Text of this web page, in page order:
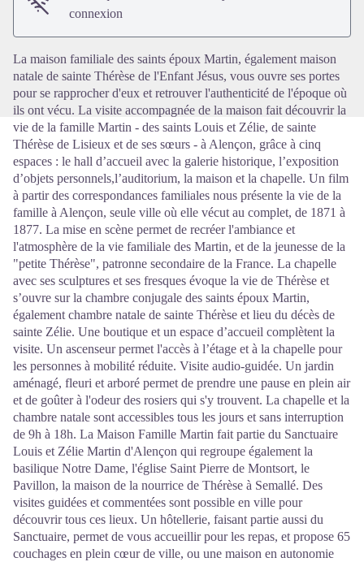
connexion
La maison familiale des saints époux Martin, également maison
natale de sainte Thérèse de l'Enfant Jésus, vous ouvre ses portes
pour se rapprocher d'eux et retrouver l'authenticité de l'époque où
ils ont vécu. La visite accompagnée de la maison fait découvrir la
vie de la famille Martin - des saints Louis et Zélie, de sainte
Thérèse de Lisieux et de ses sœurs - à Alençon, grâce à cinq
espaces : le hall d’accueil avec la galerie historique, l’exposition
d’objets personnels,l’auditorium, la maison et la chapelle. Un film
à partir des correspondances familiales nous présente la vie de la
famille à Alençon, seule ville où elle vécut au complet, de 1871 à
1877. La mise en scène permet de recréer l'ambiance et
l'atmosphère de la vie familiale des Martin, et de la jeunesse de la
"petite Thérèse", patronne secondaire de la France. La chapelle
avec ses sculptures et ses fresques évoque la vie de Thérèse et
s’ouvre sur la chambre conjugale des saints époux Martin,
également chambre natale de sainte Thérèse et lieu du décès de
sainte Zélie. Une boutique et un espace d’accueil complètent la
visite. Un ascenseur permet l'accès à l’étage et à la chapelle pour
les personnes à mobilité réduite. Visite audio-guidée. Un jardin
aménagé, fleuri et arboré permet de prendre une pause en plein air
et de goûter à l'odeur des rosiers qui s'y trouvent. La chapelle et la
chambre natale sont accessibles tous les jours et sans interruption
de 9h à 18h. La Maison Famille Martin fait partie du Sanctuaire
Louis et Zélie Martin d'Alençon qui regroupe également la
basilique Notre Dame, l'église Saint Pierre de Montsort, le
Pavillon, la maison de la nourrice de Thérèse à Semallé. Des
visites guidées et commentées sont possible en ville pour
découvrir tous ces lieux. Un hôtellerie, faisant partie aussi du
Sanctuaire, permet de vous accueillir pour les repas, et propose 65
couchages en plein cœur de ville, ou une maison en autonomie